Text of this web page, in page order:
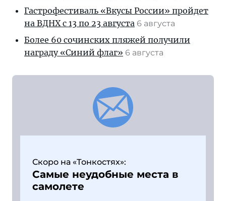
Гастрофестиваль «Вкусы России» пройдет
на ВДНХ с 13 по 23 августа 6 августа
Более 60 сочинских пляжей получили
награду «Синий флаг» 6 августа
Скоро на «Тонкостях»:
Самые неудобные места в
самолете